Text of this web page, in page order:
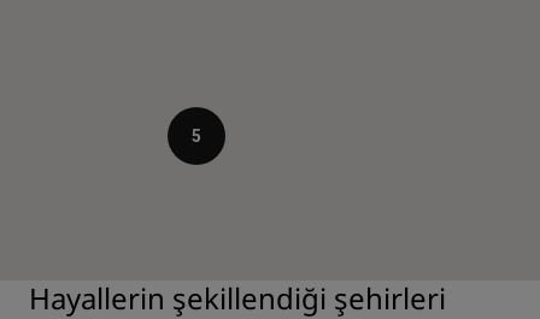
5
Hayallerin şekillendiği şehirleri